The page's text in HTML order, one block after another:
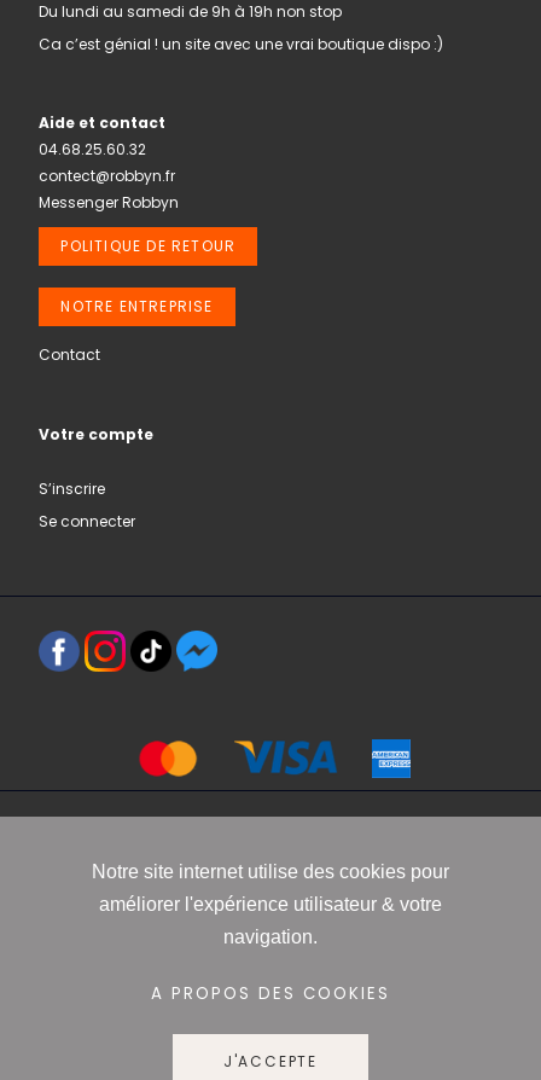
Du lundi au samedi de 9h à 19h non stop
Ca c’est génial ! un site avec une vrai boutique dispo :)
Aide et contact
04.68.25.60.32
contect@robbyn.fr
Messenger Robbyn
POLITIQUE DE RETOUR
NOTRE ENTREPRISE
Contact
Votre compte
S’inscrire
Se connecter
Conditions générales de vente
confidentialité
Notre site internet utilise des cookies pour
améliorer l'expérience utilisateur & votre
navigation.
A PROPOS DES COOKIES
J'ACCEPTE